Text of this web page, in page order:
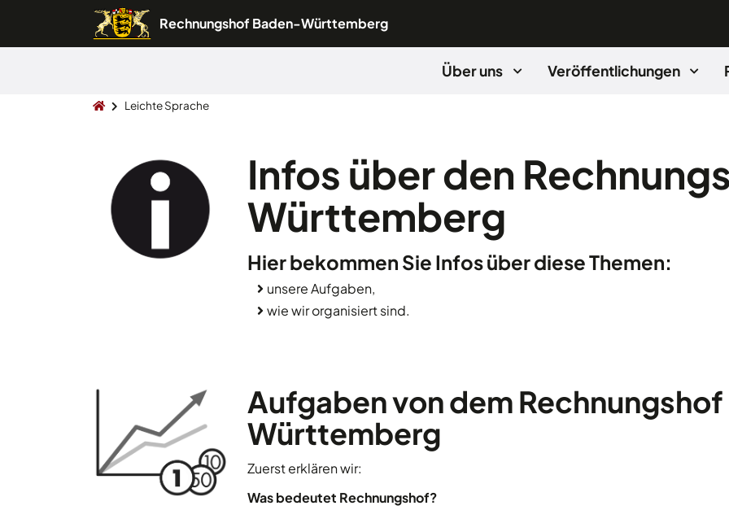
Rechnungshof Baden-Württemberg
Über uns Veröffentlichungen
Leichte Sprache
Infos über den
Württemberg
Hier bekommen Sie Infos über diese Themen:
unsere Aufgaben,
wie wir organisiert sind.
Aufgaben von dem
Württemberg
Zuerst erklären wir:
Was bedeutet Rechnungshof?